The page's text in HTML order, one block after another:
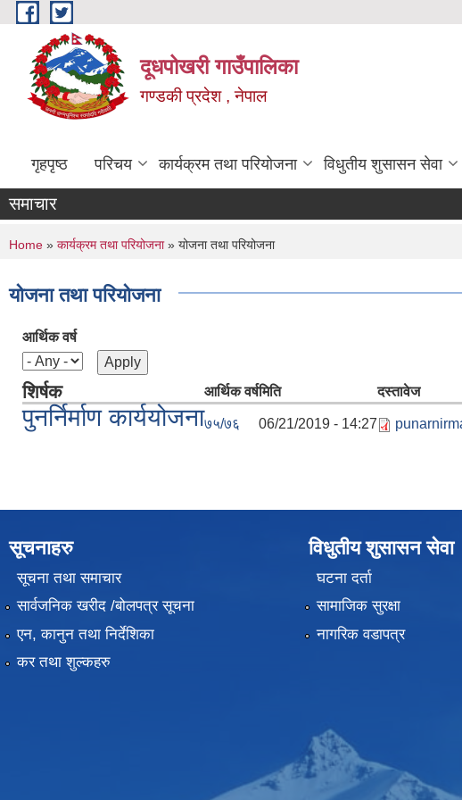
Skip to main content
दूधपोखरी गाउँपालिका
गण्डकी प्रदेश , नेपाल
गृहपृष्ठ परिचय कार्यक्रम तथा परियोजना विधुतीय शुसासन सेवा
समाचार
You are here
Home » कार्यक्रम तथा परियोजना» योजना तथा परियोजना
योजना तथा परियोजना
आर्थिक वर्ष
शिर्षक आर्थिक वर्षमिति दस्तावेज
पुनर्निर्माण कार्ययोजना७५/७६ 06/21/2019 - 14:27
सूचनाहरु
सूचना तथा समाचार
सार्वजनिक खरीद /बोलपत्र सूचना
एन, कानुन तथा निर्देशिका
कर तथा शुल्कहरु
विधुतीय शुसासन सेवा
घटना दर्ता
सामाजिक सुरक्षा
नागरिक वडापत्र